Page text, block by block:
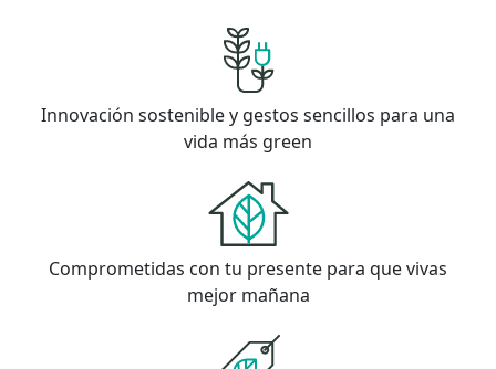
Innovación sostenible y gestos sencillos para una
vida más green
Comprometidas con tu presente para que vivas
mejor mañana